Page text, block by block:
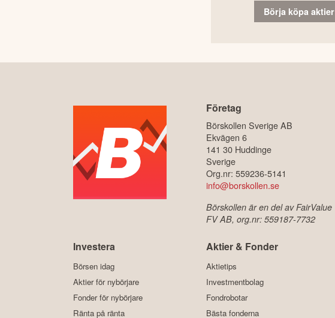
Börja köpa aktier
Företag
Börskollen Sverige AB
Ekvägen 6
141 30 Huddinge
Sverige
Org.nr: 559236-5141
info@borskollen.se
Börskollen är en del av FairValue
FV AB, org.nr: 559187-7732
Investera
Börsen idag
Aktier för nybörjare
Fonder för nybörjare
Ränta på ränta
Aktier & Fonder
Aktietips
Investmentbolag
Fondrobotar
Bästa fonderna